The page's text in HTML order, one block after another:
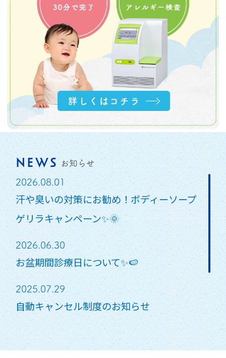
NEWS お知らせ
2026.08.01
汗や臭いの対策にお勧め！ボディーソープ
ゲリラキャンペーン✨🌞
2026.06.30
お盆期間診療日について✨🍉
2025.07.29
自動キャンセル制度のお知らせ
2026.03.01
ロート製品一部値上げのお知らせ